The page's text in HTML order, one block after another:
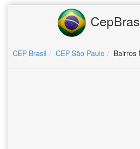
CEP Brasil CEP São Paulo Bairros